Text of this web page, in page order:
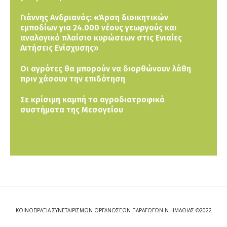
Γιάννης Ανδριανός: «Άρση διοικητικών
εμποδίων για 24.000 νέους γεωργούς και
αναλογικό πλαίσιο κυρώσεων στις Ενιαίες
Αιτήσεις Ενίσχυσης»
Οι αγρότες θα μπορούν να διορθώνουν λάθη
πριν χάσουν την επιδότηση
Σε κρίσιμη καμπή τα αγροδιατροφικά
συστήματα της Μεσογείου
ΚΟΙΝΟΠΡΑΞΙΑ ΣΥΝΕΤΑΙΡΙΣΜΩΝ ΟΡΓΑΝΩΣΕΩΝ ΠΑΡΑΓΩΓΩΝ Ν.ΗΜΑΘΙΑΣ ©2022